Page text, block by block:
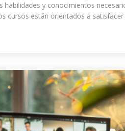
y conocimientos
cursos están orientados a